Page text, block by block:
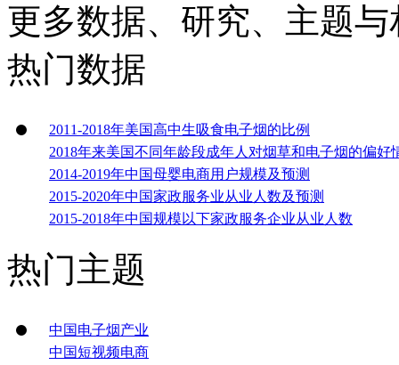
更多数据、研究、主题
热门数据
2011-2018年美国高中生吸食电子烟的比例
2018年来美国不同年龄段成年人对烟草和电子烟的偏好
2014-2019年中国母婴电商用户规模及预测
2015-2020年中国家政服务业从业人数及预测
2015-2018年中国规模以下家政服务企业从业人数
热门主题
中国电子烟产业
中国短视频电商